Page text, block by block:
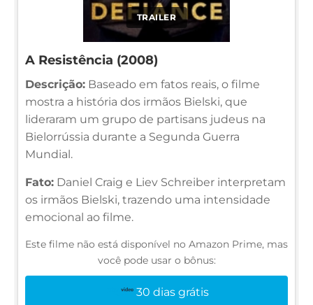
TRAILER
A Resistência (2008)
Descrição: Baseado em fatos reais, o filme
mostra a história dos irmãos Bielski, que
lideraram um grupo de partisans judeus na
Bielorrússia durante a Segunda Guerra
Mundial.
Fato: Daniel Craig e Liev Schreiber interpretam
os irmãos Bielski, trazendo uma intensidade
emocional ao filme.
Este filme não está disponível no Amazon Prime, mas
você pode usar o bônus:
30 dias grátis